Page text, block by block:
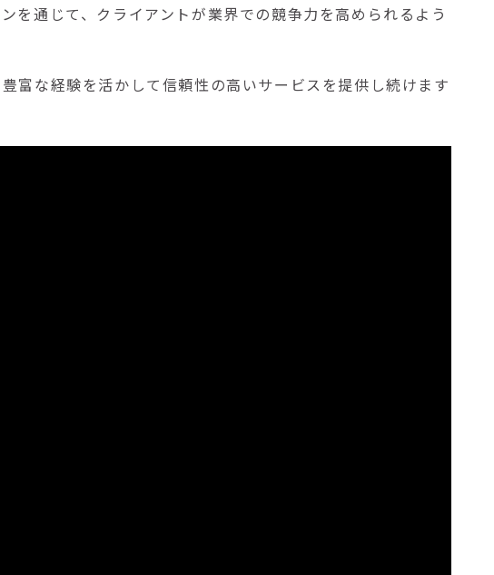
を通じて、クライアントが業界での競争力を高められるよう
富な経験を活かして信頼性の高いサービスを提供し続けます